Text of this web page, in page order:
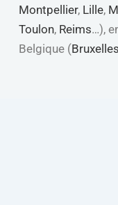
Montpellier, Lille,
Toulon, Reims…),
Belgique (Bruxelles